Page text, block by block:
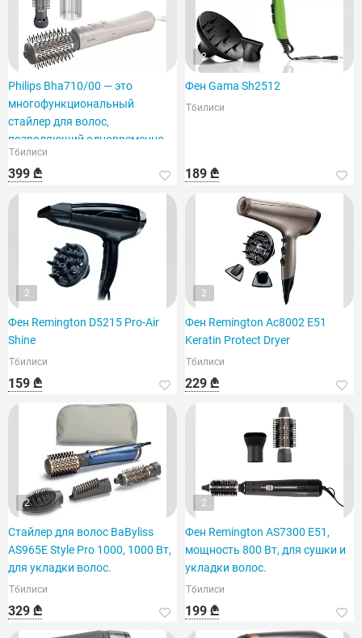
Philips Bha710/00 — это
многофункциональный
стайлер для волос,
позволяющий одновременно
сушить и укладывать волосы.
Тбилиси
399 ₾
2
Фен Gama Sh2512
Тбилиси
189 ₾
2
Фен Remington D5215 Pro-Air
Shine
Тбилиси
159 ₾
2
Фен Remington Ac8002 E51
Keratin Protect Dryer
Тбилиси
229 ₾
2
Стайлер для волос BaByliss
AS965E Style Pro 1000, 1000 Вт,
для укладки волос.
Тбилиси
329 ₾
2
Фен Remington AS7300 E51,
мощность 800 Вт, для сушки и
укладки волос.
Тбилиси
199 ₾